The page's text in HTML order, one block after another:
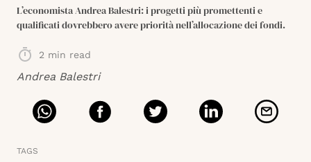
L’economista Andrea Balestri: i progetti più promettenti e
qualificati dovrebbero avere priorità nell’allocazione dei fondi.
2 min read
Andrea Balestri
TAGS